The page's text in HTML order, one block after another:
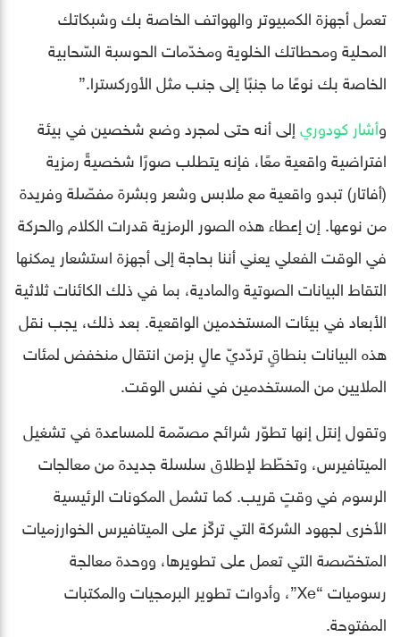
تعمل أجهزة الكمبيوتر والهواتف الخاصة بك وشبكاتك
المحلية ومحطاتك الخلوية ومخدّمات الحوسبة السّحابية
الخاصة بك نوعًا ما جنبًا إلى جنب مثل الأوركسترا.”
وأشار كودوريإلى أنه حتى لمجرد وضع شخصين في بيئة
افتراضية واقعية معًا، فإنه يتطلب صورًا شخصيةً رمزية
(أفاتار) تبدو واقعية مع ملابس وشعر وبشرة مفصّلة وفريدة
من نوعها. إن إعطاء هذه الصور الرمزية قدرات الكلام والحركة
في الوقت الفعلي يعني أننا بحاجة إلى أجهزة استشعار يمكنها
التقاط البيانات الصوتية والمادية، بما في ذلك الكائنات ثلاثية
الأبعاد في بيئات المستخدمين الواقعية. بعد ذلك، يجب نقل
هذه البيانات بنطاقٍ تردّديّ عالٍ بزمن انتقال منخفض لمئات
الملايين من المستخدمين في نفس الوقت.
وتقول إنتل إنها تطوّر شرائح مصمّمة للمساعدة في تشغيل
الميتافيرس، وتخطّط لإطلاق سلسلة جديدة من معالجات
الرسوم في وقتٍ قريب. كما تشمل المكونات الرئيسية
الأخرى لجهود الشركة التي تركّز على الميتافيرس الخوارزميات
المتخصّصة التي تعمل على تطويرها، ووحدة معالجة
رسوميات “Xe”، وأدوات تطوير البرمجيات والمكتبات
المفتوحة.